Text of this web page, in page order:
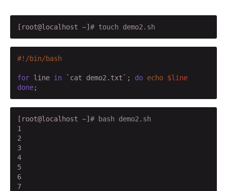
[root@localhost ~]# touch demo2.sh
#!/bin/bash
for line in `cat demo2.txt`; do echo $line
done;
[root@localhost ~] # bash demo2.sh
1
2
3
4
5
6
7